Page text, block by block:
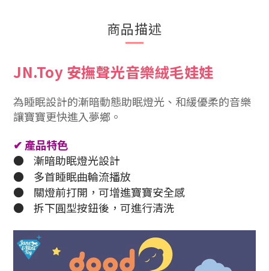
商品描述
JN.Toy 安撫聲光音樂絨毛娃娃
為睡眠設計的漸暗動態助眠燈光、和緩優柔的音樂
讓寶寶更快進入夢鄉。
✔ 產品特色
●
漸暗助眠燈光設計
●
多首睡眠曲輪流播放
●
關燈前打開，可增進寶寶安全感
●
拆下圓型按鈕後，可進行清洗